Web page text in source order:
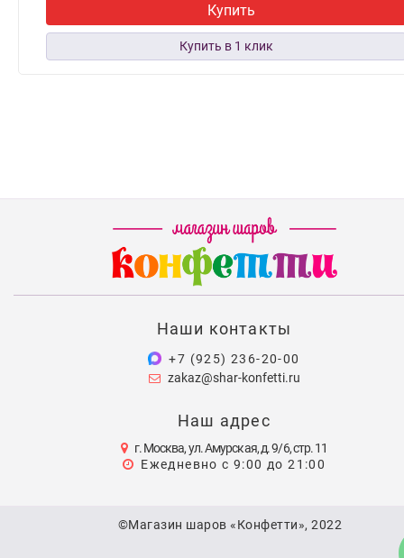
Купить
Наши контакты
+7 (925) 236-20-00
zakaz@shar-konfetti.ru
Наш адрес
г. Москва, ул. Амурская, д. 9/6, стр. 11
Ежедневно с 9:00 до 21:00
©Магазин шаров «Конфетти», 2022